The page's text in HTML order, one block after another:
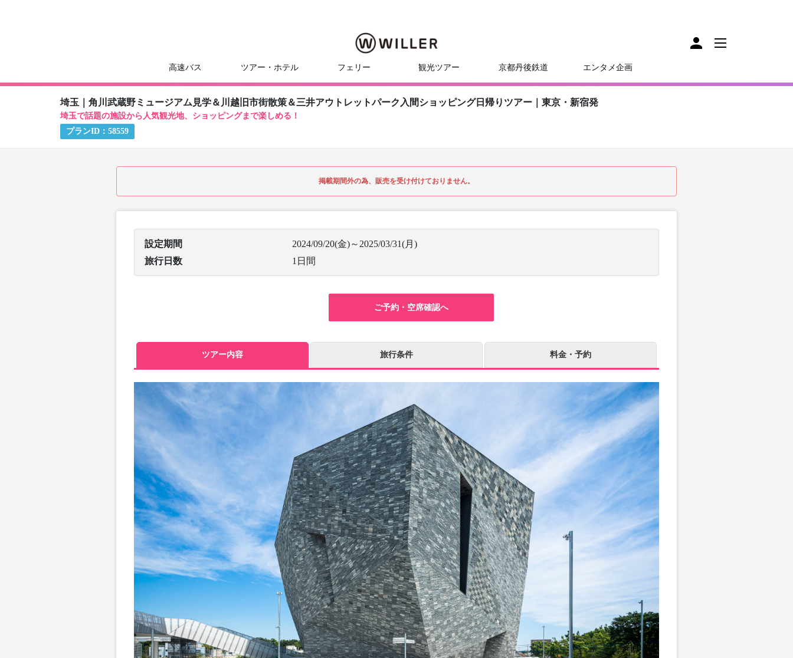
高速バス ツアー・ホテル フェリー 観光ツアー 京都丹後鉄道 エンタメ企画
埼玉｜角川武蔵野ミュージアム見学＆川越旧市街散策＆三井アウトレットパーク入間ショッピング日帰りツアー｜東京・新宿発
埼玉で話題の施設から人気観光地、ショッピングまで楽しめる！
プランID： 58559
掲載期間外の為、販売を受け付けておりません。
設定期間
2024/09/20(金)～2025/03/31(月)
旅行日数
1日間
ご予約・空席確認へ
ツアー内容 旅行条件 料金・予約